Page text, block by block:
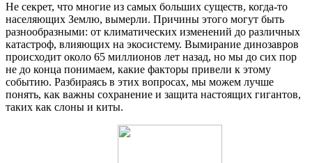
Не секрет, что многие из самых больших существ, когда-то
населяющих Землю, вымерли. Причины этого могут быть
разнообразными: от климатических изменений до различных
катастроф, влияющих на экосистему. Вымирание динозавров
происходит около 65 миллионов лет назад, но мы до сих пор
не до конца понимаем, какие факторы привели к этому
событию. Разбираясь в этих вопросах, мы можем лучше
понять, как важны сохранение и защита настоящих гигантов,
таких как слоны и киты.